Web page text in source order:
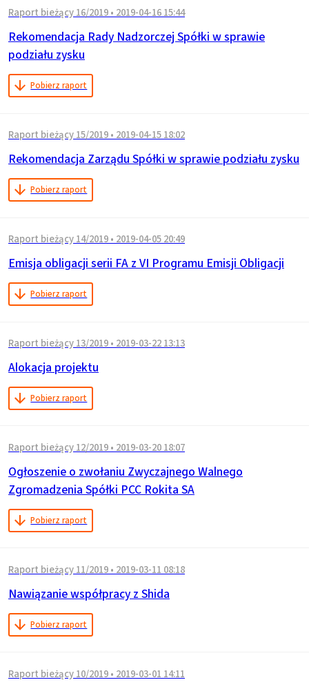
Raport bieżący 16/2019 • 2019-04-16 15:44
Rekomendacja Rady Nadzorczej Spółki w sprawie
podziału zysku
Pobierz raport
Raport bieżący 15/2019 • 2019-04-15 18:02
Rekomendacja Zarządu Spółki w sprawie podziału zysku
Pobierz raport
Raport bieżący 14/2019 • 2019-04-05 20:49
Emisja obligacji serii FA z VI Programu Emisji Obligacji
Pobierz raport
Raport bieżący 13/2019 • 2019-03-22 13:13
Alokacja projektu
Pobierz raport
Raport bieżący 12/2019 • 2019-03-20 18:07
Ogłoszenie o zwołaniu Zwyczajnego Walnego
Zgromadzenia Spółki PCC Rokita SA
Pobierz raport
Raport bieżący 11/2019 • 2019-03-11 08:18
Nawiązanie współpracy z Shida
Pobierz raport
Raport bieżący 10/2019 • 2019-03-01 14:11